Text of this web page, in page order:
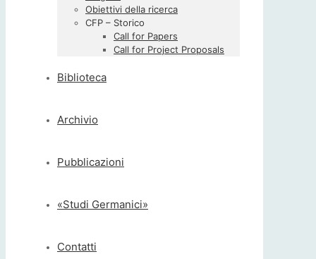
Obiettivi della ricerca
CFP – Storico
Call for Papers
Call for Project Proposals
Biblioteca
Archivio
Pubblicazioni
«Studi Germanici»
Contatti